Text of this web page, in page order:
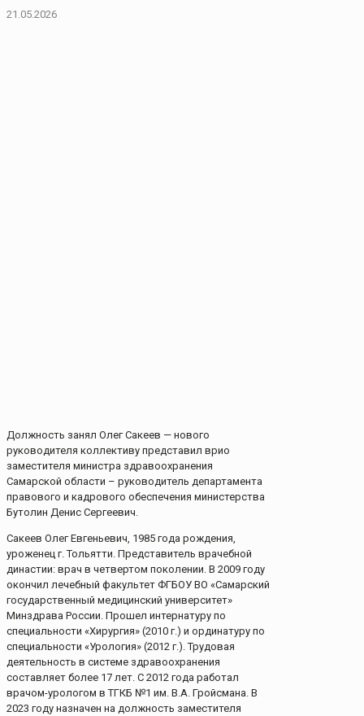
21.05.2026
Должность занял Олег Сакеев — нового
руководителя коллективу представил врио
заместителя министра здравоохранения
Самарской области – руководитель департамента
правового и кадрового обеспечения министерства
Бутолин Денис Сергеевич.
Сакеев Олег Евгеньевич, 1985 года рождения,
уроженец г. Тольятти. Представитель врачебной
династии: врач в четвертом поколении. В 2009 году
окончил лечебный факультет ФГБОУ ВО «Самарский
государственный медицинский университет»
Минздрава России. Прошел интернатуру по
специальности «Хирургия» (2010 г.) и ординатуру по
специальности «Урология» (2012 г.). Трудовая
деятельность в системе здравоохранения
составляет более 17 лет. С 2012 года работал
врачом-урологом в ТГКБ №1 им. В.А. Гройсмана. В
2023 году назначен на должность заместителя